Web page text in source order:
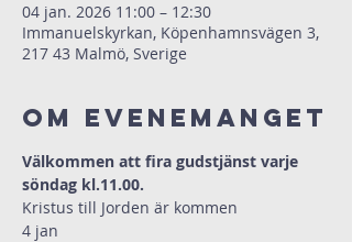
04 jan. 2026 11:00 – 12:30
Immanuelskyrkan, Köpenhamnsvägen 3,
217 43 Malmö, Sverige
Om evenemanget
Välkommen att fira gudstjänst varje
söndag kl.11.00.
Kristus till Jorden är kommen
4 jan